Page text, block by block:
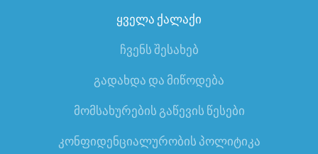
ყველა ქალაქი
ჩვენს შესახებ
გადახდა და მიწოდება
მომსახურების გაწევის წესები
კონფიდენციალურობის პოლიტიკა